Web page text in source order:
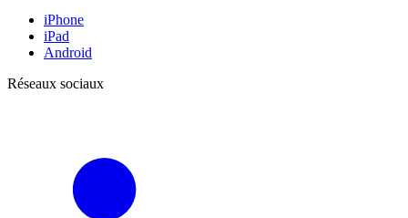
iPhone
iPad
Android
Réseaux sociaux